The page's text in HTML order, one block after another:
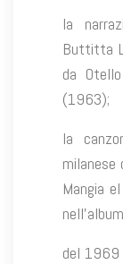
la
Buttitta
da
(1963);
la
milanese
Mangia
del 1969